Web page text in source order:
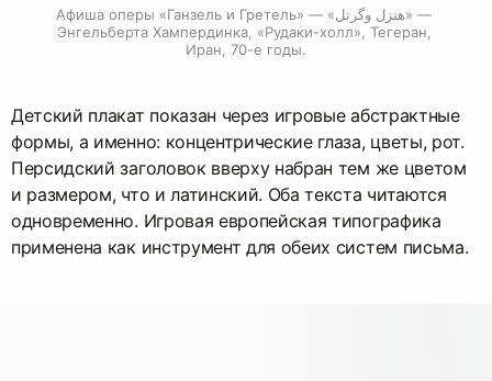
Афиша оперы «Ганзель и Гретель» — «هنزل وگرتل» —
Энгельберта Хампердинка, «Рудаки-холл», Тегеран,
Иран, 70-е годы.
Детский плакат показан через игровые абстрактные
формы, а именно: концентрические глаза, цветы, рот.
Персидский заголовок вверху набран тем же цветом
и размером, что и латинский. Оба текста читаются
одновременно. Игровая европейская типографика
применена как инструмент для обеих систем письма.